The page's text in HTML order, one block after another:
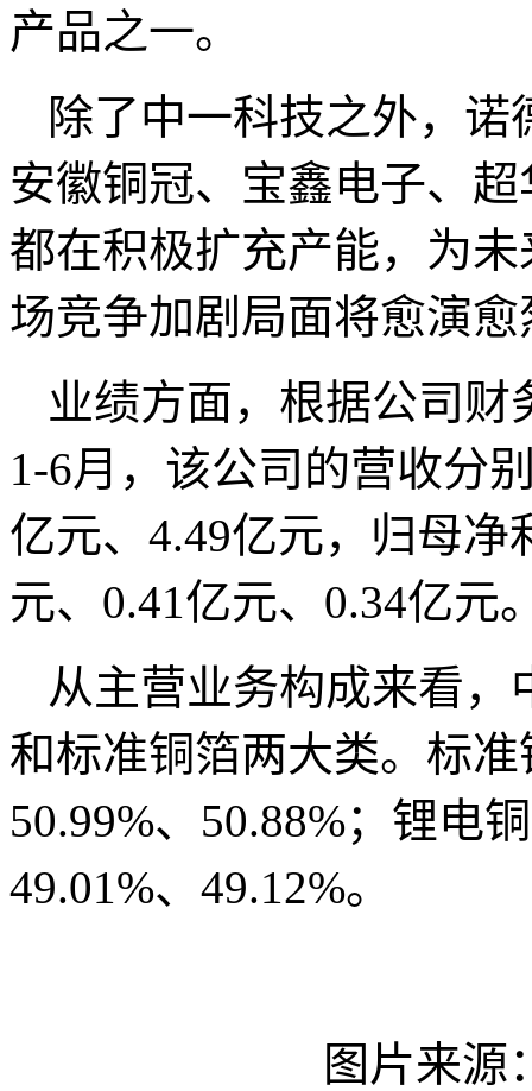
产品之一。
除了中一科技之外，
安徽铜冠、宝鑫电子、
都在积极扩充产能，为
场竞争加剧局面将愈演愈
业绩方面，根据公司财
1-6月，该公司的营收分
亿元、4.49亿元，归母净
元、0.41亿元、0.34亿元
从主营业务构成来看
和标准铜箔两大类。标准
50.99%、50.88%；锂电
49.01%、49.12%。
图片来源